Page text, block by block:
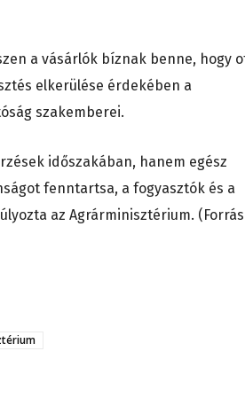
a vásárlók bíznak benne, hogy
elkerülése érdekében a
szakemberei.
időszakában, hanem egész
fenntartsa, a fogyasztók és a
az Agrárminisztérium.